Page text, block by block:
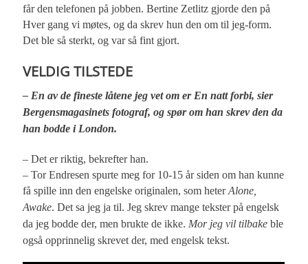
får den telefonen på jobben. Bertine Zetlitz gjorde den på
Hver gang vi møtes, og da skrev hun den om til jeg-form.
Det ble så sterkt, og var så fint gjort.
VELDIG TILSTEDE
– En av de fineste låtene jeg vet om er En natt forbi, sier
Bergensmagasinets fotograf, og spør om han skrev den da
han bodde i London.
– Det er riktig, bekrefter han.
– Tor Endresen spurte meg for 10-15 år siden om han kunne
få spille inn den engelske originalen, som heterAlone,
Awake. Det sa jeg ja til. Jeg skrev mange tekster på engelsk
da jeg bodde der, men brukte de ikke. Mor jeg vil tilbake ble
også opprinnelig skrevet der, med engelsk tekst.